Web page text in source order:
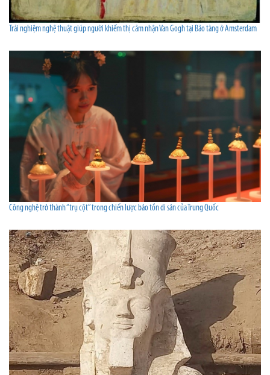
Trải nghiệm nghệ thuật giúp người khiếm thị cảm nhận Van Gogh tại Bảo tàng ở Amsterdam
Công nghệ trở thành “trụ cột” trong chiến lược bảo tồn di sản của Trung Quốc